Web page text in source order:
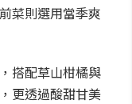
菜則選用當季爽
搭配草山柑橘與
更透過酸甜甘美